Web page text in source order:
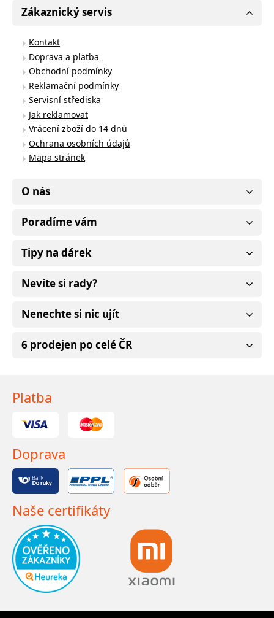
Zákaznický servis
Kontakt
Doprava a platba
Obchodní podmínky
Reklamační podmínky
Servisní střediska
Jak reklamovat
Vrácení zboží do 14 dnů
Ochrana osobních údajů
Mapa stránek
O nás
Poradíme vám
Tipy na dárek
Nevíte si rady?
Nenechte si nic ujít
6 prodejen po celé ČR
Platba
Doprava
Naše certifikáty